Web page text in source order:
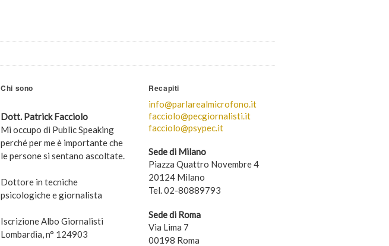
Chi sono
Dott. Patrick Facciolo
Mi occupo di Public Speaking
perché per me è importante che
le persone si sentano ascoltate.
Dottore in tecniche
psicologiche e giornalista
Iscrizione Albo Giornalisti
Lombardia, n° 124903
Recapiti
info@parlarealmicrofono.it
facciolo@pecgiornalisti.it
facciolo@psypec.it
Sede di Milano
Piazza Quattro Novembre 4
20124 Milano
Tel. 02-80889793
Sede di Roma
Via Lima 7
00198 Roma